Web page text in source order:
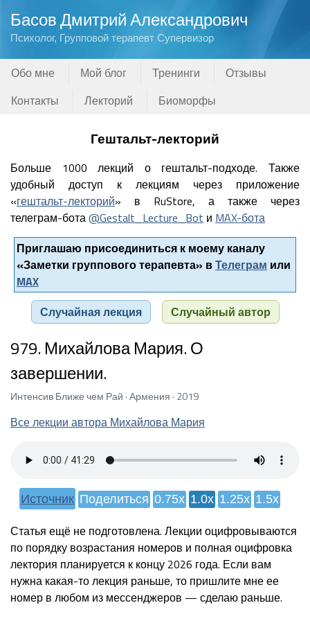
Басов Дмитрий Александрович
Психолог, Групповой терапевт Супервизор
Обо мне Мой блог Тренинги
Отзывы
Контакты
Лекторий Биоморфы
Гештальт-лекторий
Больше 1000 лекций о гештальт-подходе. Также
удобный доступ к лекциям через приложение
«гештальт-лекторий» в RuStore, а также через
телеграм-бота@Gestalt_Lecture_Bot и MAX-бота
Приглашаю присоединиться к моему каналу
«Заметки группового терапевта» вТелеграм или
MAX
Случайная лекция
Случайный автор
979. Михайлова Мария. О
завершении.
Интенсив Ближе чем Рай · Армения · 2019
Все лекции автора Михайлова Мария
Источник Поделиться 0.75x 1.0x 1.25x 1.5x
Статья ещё не подготовлена. Лекции оцифровываются
по порядку возрастания номеров и полная оцифровка
лектория планируется к концу 2026 года. Если вам
нужна какая-то лекция раньше, то пришлите мне ее
номер в любом из мессенджеров — сделаю раньше.